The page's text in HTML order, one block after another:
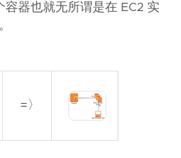
容器也就无所谓是在 EC2 实
=〉